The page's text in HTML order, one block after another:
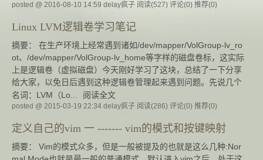
posted @ 2016-08-10 14:59 delay疯子 阅读(527) 评论(0) 推荐(0)
Linux LVM逻辑卷学习笔记
摘要： 在生产环境上经常遇到诸如/dev/mapper/VolGroup-lv_ro
ot、/dev/mapper/VolGroup-lv_home等字样的磁盘卷标，这实际
上是逻辑卷（虚拟磁盘）今天刚好学习了这块，总结了一下分享
给大家，以免日后遇到这种逻辑卷管理起来遇到问题。先说几个
名词：LVM（Lo...
阅读全文
posted @ 2015-03-19 22:34 delay疯子 阅读(286) 评论(0) 推荐(0)
定义自己的vim 一 ------- vim的模式和按键映射
摘要： Vim的模式众多，但是一般被提及的也就是这么几种:Nor